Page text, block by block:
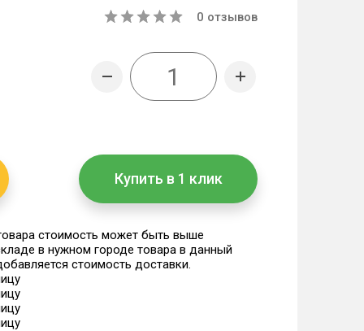
0 отзывов
Купить в 1 клик
стоимость может быть выше
в нужном городе товара в данный
стоимость доставки.